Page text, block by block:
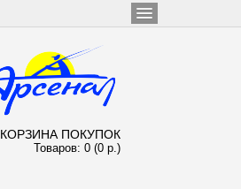
КОРЗИНА ПОКУПОК
Товаров: 0 (0 р.)